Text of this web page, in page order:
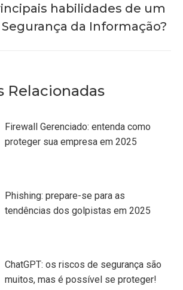
post:
habilidades de um
da Informação?
Relacionadas
Firewall Gerenciado: entenda como
proteger sua empresa em 2025
Phishing: prepare-se para as
tendências dos golpistas em 2025
ChatGPT: os riscos de segurança são
muitos, mas é possível se proteger!